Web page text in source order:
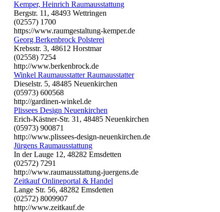
Kemper, Heinrich Raumausstattung
Bergstr. 11, 48493 Wettringen
(02557) 1700
https://www.raumgestaltung-kemper.de
Georg Berkenbrock Polsterei
Krebsstr. 3, 48612 Horstmar
(02558) 7254
http://www.berkenbrock.de
Winkel Raumausstatter Raumausstatter
Dieselstr. 5, 48485 Neuenkirchen
(05973) 600568
http://gardinen-winkel.de
Plissees Design Neuenkirchen
Erich-Kästner-Str. 31, 48485 Neuenkirchen
(05973) 900871
http://www.plissees-design-neuenkirchen.de
Jürgens Raumausstattung
In der Lauge 12, 48282 Emsdetten
(02572) 7291
http://www.raumausstattung-juergens.de
Zeitkauf Onlineportal & Handel
Lange Str. 56, 48282 Emsdetten
(02572) 8009907
http://www.zeitkauf.de